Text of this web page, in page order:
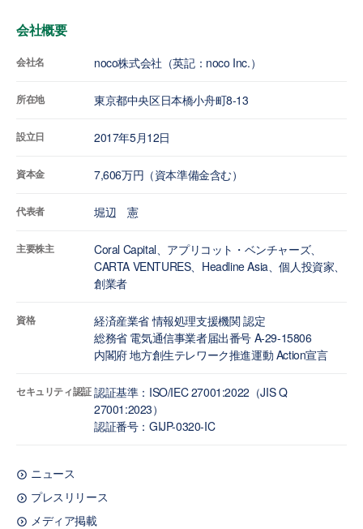
会社概要
会社名 noco株式会社（英記：noco Inc.）
所在地 東京都中央区日本橋小舟町8-13
設立日 2017年5月12日
資本金 7,606万円（資本準備金含む）
代表者 堀辺 憲
主要株主
Coral Capital、アプリコット・ベンチャーズ、
CARTA VENTURES、Headline Asia、個人投資家、
創業者
資格
経済産業省 情報処理支援機関 認定
総務省 電気通信事業者届出番号 A-29-15806
内閣府 地方創生テレワーク推進運動 Action宣言
セキュリティ認証認証基準：ISO/IEC 27001:2022（JIS Q
27001:2023）
認証番号：GIJP-0320-IC
ニュース
プレスリリース
メディア掲載